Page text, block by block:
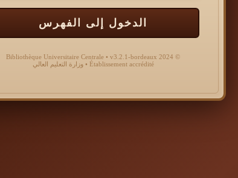
الدخول إلى الفهرس
© 2024 Bibliothèque Universitaire Centrale • v3.2.1-bordeaux
Établissement accrédité • وزارة التعليم العالي